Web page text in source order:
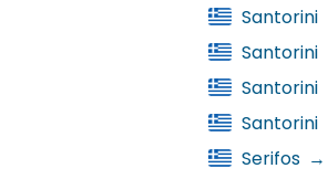
Santorini
Santorini
Santorini
Santorini
Serifos →